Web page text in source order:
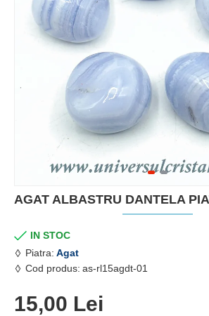
AGAT ALBASTRU DANTELA
IN STOC
Piatra: Agat
Cod produs: as-rl15agdt-01
15,00 Lei